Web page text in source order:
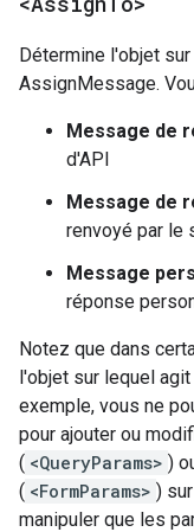
Détermine l'objet
AssignMessage.
Message de
d'API
Message de
renvoyé par le
Message
réponse
Notez que dans
l'objet sur lequel
exemple, vous ne
pour ajouter ou
( <QueryParams> )
( <FormParams> )
manipuler que les